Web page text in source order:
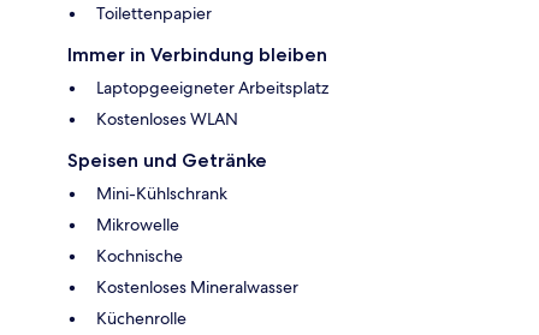
Toilettenpapier
Immer in Verbindung bleiben
Laptopgeeigneter Arbeitsplatz
Kostenloses WLAN
Speisen und Getränke
Mini-Kühlschrank
Mikrowelle
Kochnische
Kostenloses Mineralwasser
Küchenrolle